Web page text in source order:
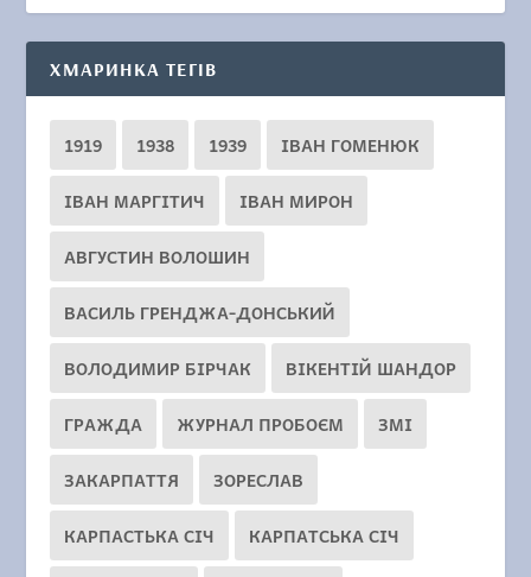
ХМАРИНКА ТЕГІВ
1919 1938 1939 ІВАН ГОМЕНЮК
ІВАН МАРГІТИЧ ІВАН МИРОН
АВГУСТИН ВОЛОШИН
ВАСИЛЬ ГРЕНДЖА-ДОНСЬКИЙ
ВОЛОДИМИР БІРЧАК ВІКЕНТІЙ ШАНДОР
ГРАЖДА ЖУРНАЛ ПРОБОЄМ ЗМІ
ЗАКАРПАТТЯ ЗОРЕСЛАВ
КАРПАСТЬКА СІЧ КАРПАТСЬКА СІЧ